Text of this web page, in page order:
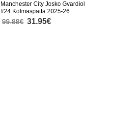
Manchester City Josko Gvardiol
#24 Kolmaspaita 2025-26
Lyhythihainen
99.88€ 31.95€